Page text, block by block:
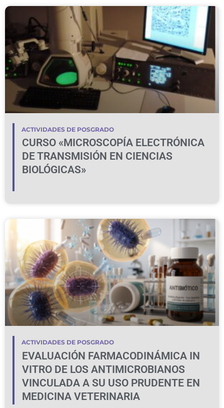
ACTIVIDADES DE POSGRADO
CURSO «MICROSCOPÍA ELECTRÓNICA
DE TRANSMISIÓN EN CIENCIAS
BIOLÓGICAS»
ACTIVIDADES DE POSGRADO
EVALUACIÓN FARMACODINÁMICA IN
VITRO DE LOS ANTIMICROBIANOS
VINCULADA A SU USO PRUDENTE EN
MEDICINA VETERINARIA